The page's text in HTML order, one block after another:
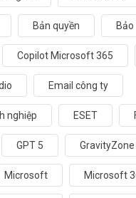
Bản quyền
Copilot Microsoft 365
Email công ty
nghiệp ESET
GPT 5 GravityZone
Microsoft Microsoft